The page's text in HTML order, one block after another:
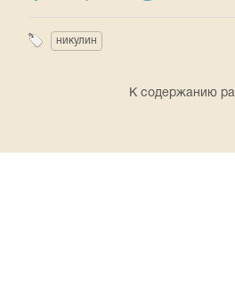
никулин
К содержанию